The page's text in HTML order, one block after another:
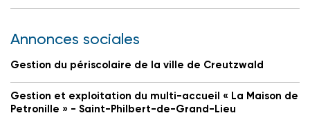
Annonces sociales
Gestion du périscolaire de la ville de Creutzwald
Gestion et exploitation du multi-accueil « La Maison de
Petronille » - Saint-Philbert-de-Grand-Lieu